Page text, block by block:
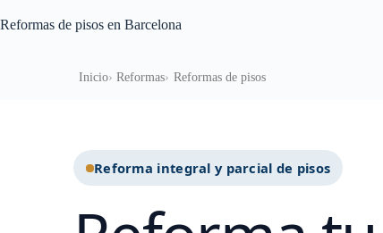
Reformas de pisos en Barcelona
Inicio Reformas Reformas de pisos
Reforma integral y parcial de pisos